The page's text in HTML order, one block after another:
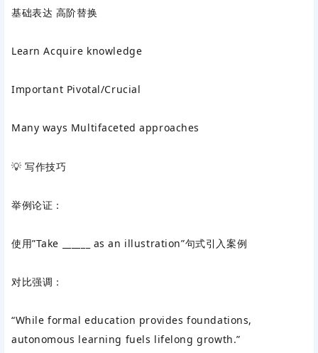
基础表达 高阶替换
Learn Acquire knowledge
Important Pivotal/Crucial
Many ways Multifaceted approaches
💡 写作技巧‌
举例论证‌：
使用”Take ______ as an illustration”句式引入案例
对比强调‌：
“While formal education provides foundations,
autonomous learning fuels lifelong growth.”